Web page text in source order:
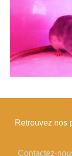
Retrouvez nos
Contactez-